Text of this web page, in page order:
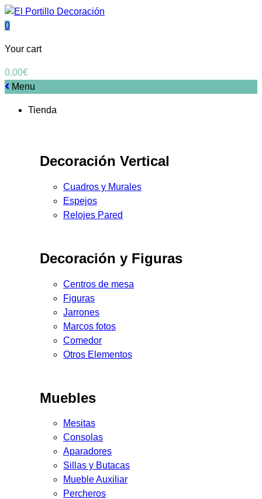
0
Your cart
0,00€
Menu
Tienda
Decoración Vertical
Cuadros y Murales
Espejos
Relojes Pared
Decoración y Figuras
Centros de mesa
Figuras
Jarrones
Marcos fotos
Comedor
Otros Elementos
Muebles
Mesitas
Consolas
Aparadores
Sillas y Butacas
Mueble Auxiliar
Percheros